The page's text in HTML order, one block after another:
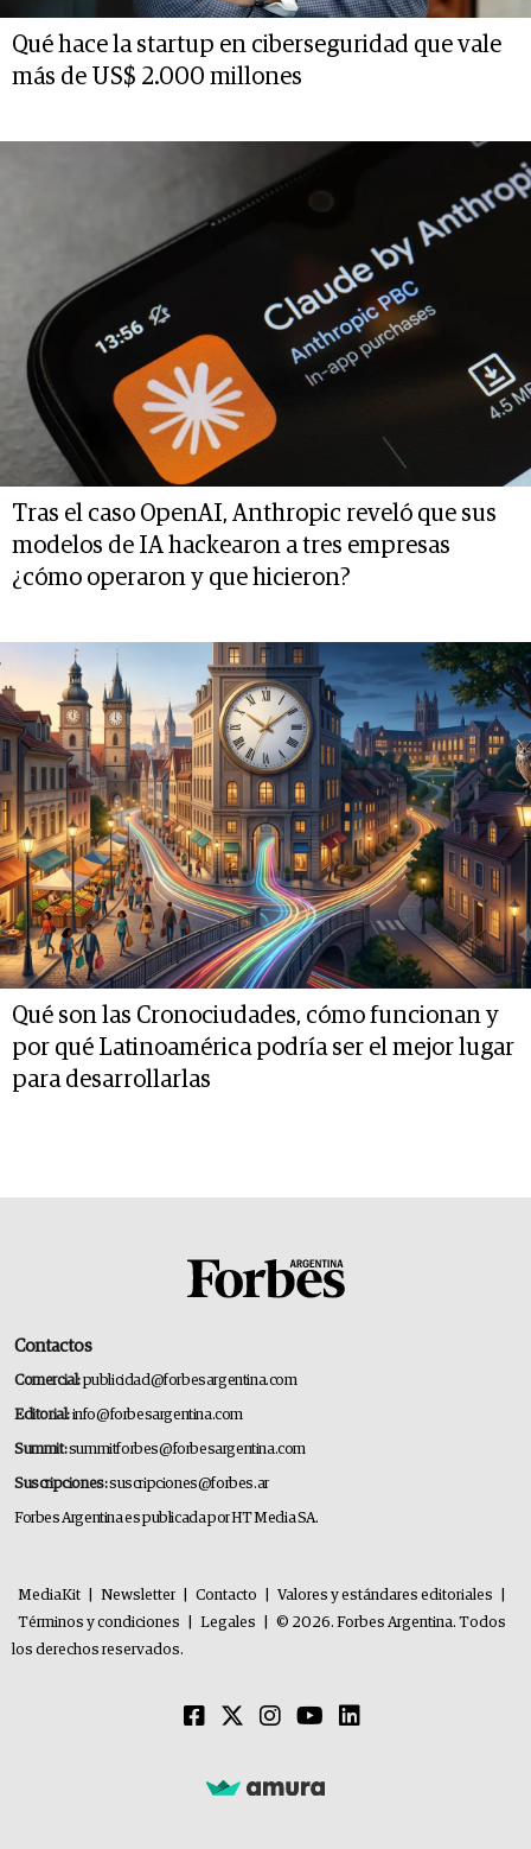
Qué hace la startup en ciberseguridad que vale
más de US$ 2.000 millones
Tras el caso OpenAI, Anthropic reveló que sus
modelos de IA hackearon a tres empresas
¿cómo operaron y que hicieron?
Qué son las Cronociudades, cómo funcionan y
por qué Latinoamérica podría ser el mejor lugar
para desarrollarlas
Contactos
Comercial:publicidad@forbesargentina.com
Editorial:info@forbesargentina.com
Summit:summitforbes@forbesargentina.com
Suscripciones:suscripciones@forbes.ar
Forbes Argentina es publicada por HT Media SA.
MediaKit Newsletter Contacto Valores y estándares editoriales
Términos y condiciones
Legales
© 2026. Forbes Argentina. Todos
los derechos reservados.